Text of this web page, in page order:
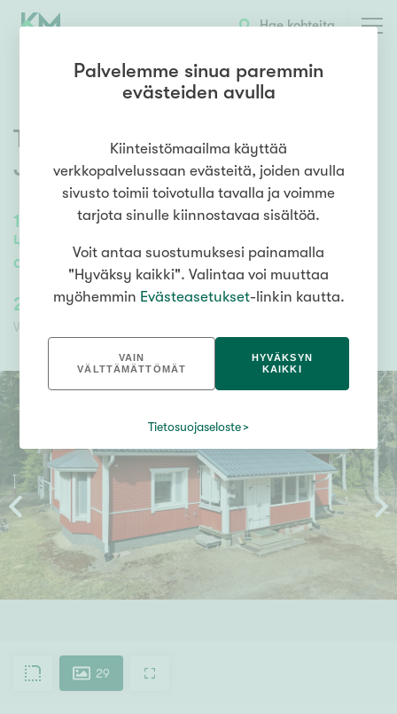
Hae kohteita
114,5 m²/128m²
4h,k,khh,kph + autotalli,varasto ja lämmin
askateluhone
Tohtorilantie 1,Iiksenvaara
Joensuu
223 000,00 €
Velaton hinta
223 000,00 €
29
Palvelemme sinua paremmin
evästeiden avulla
Kiinteistömaailma käyttää
verkkopalvelussaan evästeitä, joiden avulla
sivusto toimii toivotulla tavalla ja voimme
tarjota sinulle kiinnostavaa sisältöä.
Voit antaa suostumuksesi painamalla
"Hyväksy kaikki". Valintaa voi muuttaa
myöhemmin Evästeasetukset-linkin kautta.
VAIN
VÄLTTÄMÄTTÖMÄT
HYVÄKSYN
KAIKKI
Tietosuojaseloste